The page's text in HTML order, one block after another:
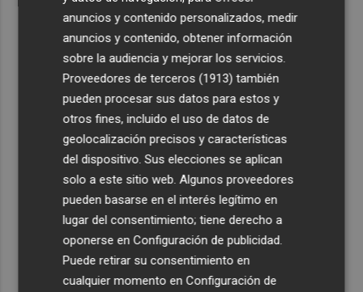
anuncios y contenido personalizados, medir
anuncios y contenido, obtener información
sobre la audiencia y mejorar los servicios.
Proveedores de terceros (1913) también
pueden procesar sus datos para estos y
otros fines, incluido el uso de datos de
geolocalización precisos y características
del dispositivo. Sus elecciones se aplican
solo a este sitio web. Algunos proveedores
pueden basarse en el interés legítimo en
lugar del consentimiento; tiene derecho a
oponerse enConfiguración de publicidad
Puede retirar su consentimiento en
cualquier momento enConfiguración de